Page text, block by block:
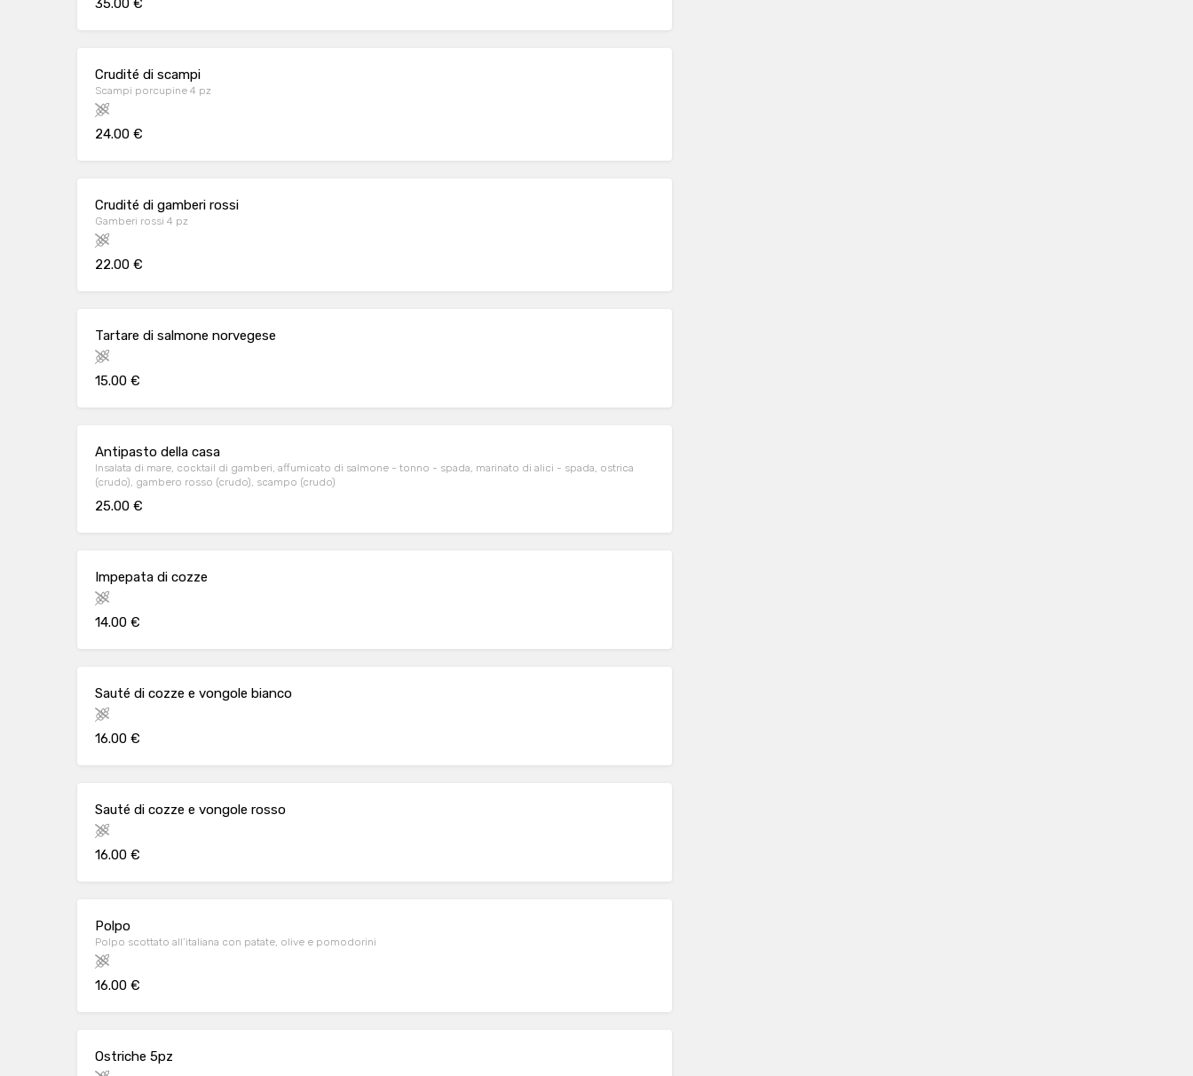
35.00 €
Crudité di scampi
Scampi porcupine 4 pz
24.00 €
Crudité di gamberi rossi
Gamberi rossi 4 pz
22.00 €
Tartare di salmone norvegese
15.00 €
Antipasto della casa
Insalata di mare, cocktail di gamberi, affumicato di salmone - tonno - spada, marinato di alici - spada, ostrica
(crudo), gambero rosso (crudo), scampo (crudo)
25.00 €
Impepata di cozze
14.00 €
Sauté di cozze e vongole bianco
16.00 €
Sauté di cozze e vongole rosso
16.00 €
Polpo
Polpo scottato all’italiana con patate, olive e pomodorini
16.00 €
Ostriche 5pz